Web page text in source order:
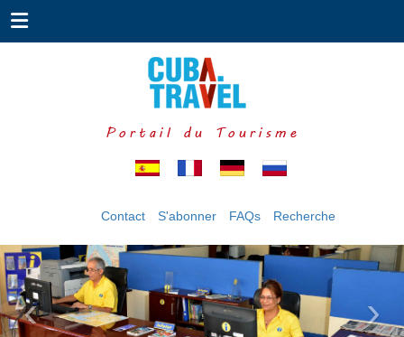
Portail du Tourisme
Contact S'abonner FAQs Recherche
‹ ›